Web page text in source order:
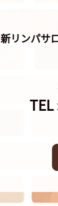
新リンパサ
TEL